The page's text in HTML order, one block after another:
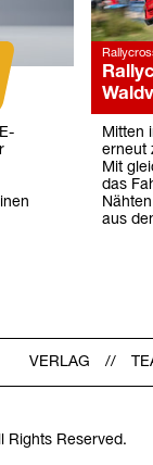
Mitten
erneut
Mit
das
aus
VERLAG
Rights Reserved.